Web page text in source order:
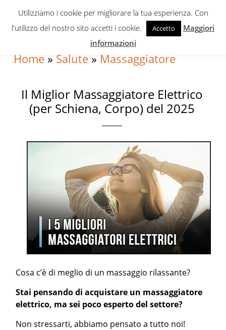
Skip
navigation
Skip
Skip
sidebar
Home » Salute » Massaggiatore
Il Miglior Massaggiatore Elettrico
(per Schiena, Corpo) del 2025
Cosa c’è di meglio di un massaggio rilassante?
Stai pensando di acquistare un massaggiatore
elettrico, ma sei poco esperto del settore?
Non stressarti, abbiamo pensato a tutto noi!
Utilizziamo i cookie per migliorare la tua esperienza. Con
l'utilizzo del nostro sito accetti i cookie.
Accetto
Maggiori
informazioni